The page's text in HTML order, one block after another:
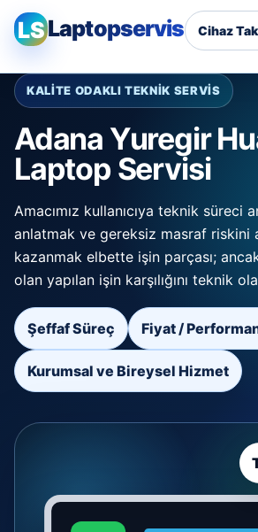
LSLaptopservis Cihaz
KALİTE ODAKLI TEKNİK SERVİS
Adana Yuregir
Laptop Servisi
Amacımız kullanıcıya teknik süreci
anlatmak ve gereksiz masraf riskini
kazanmak elbette işin parçası;
olan yapılan işin karşılığını teknik
Şeffaf Süreç Fiyat /
Kurumsal ve Bireysel Hizmet